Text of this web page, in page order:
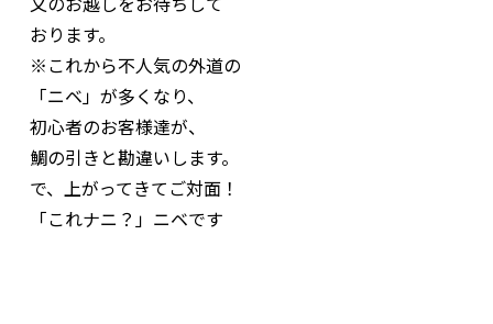
おります。
※これから不人気の外道の
「ニベ」が多くなり、
初心者のお客様達が、
鯛の引きと勘違いします。
で、上がってきてご対面！
「これナニ？」ニベです